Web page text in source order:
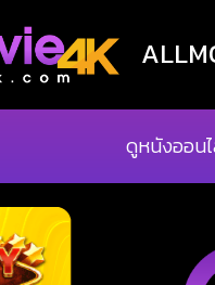
ดูหนังออน